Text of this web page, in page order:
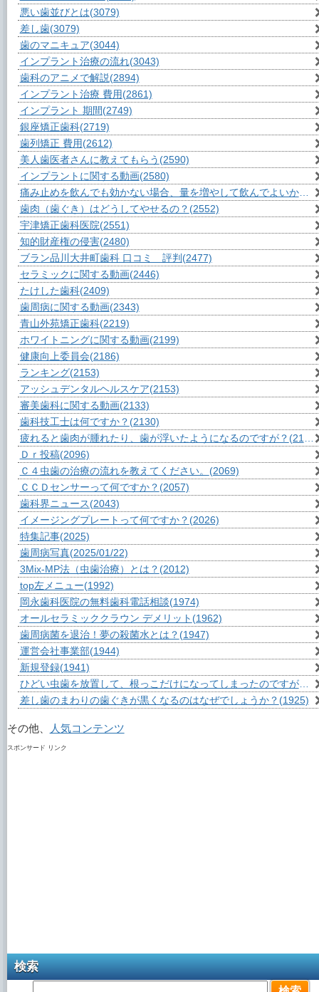
悪い歯並びとは(3079)
差し歯(3079)
歯のマニキュア(3044)
インプラント治療の流れ(3043)
歯科のアニメで解説(2894)
インプラント治療 費用(2861)
インプラント 期間(2749)
銀座矯正歯科(2719)
歯列矯正 費用(2612)
美人歯医者さんに教えてもらう (2590)
インプラントに関する動画(2580)
痛み止めを飲んでも効かない場合、量を増やして飲んでよいか？
歯肉（歯ぐき）はどうしてやせるの？ (2552)
宇津矯正歯科医院(2551)
知的財産権の侵害(2480)
ブラン品川大井町歯科 口コミ 評判 (2477)
セラミックに関する動画(2446)
たけした歯科(2409)
歯周病に関する動画(2343)
青山外苑矯正歯科(2219)
ホワイトニングに関する動画(2199)
健康向上委員会(2186)
ランキング(2153)
アッシュデンタルヘルスケア(2153)
審美歯科に関する動画(2133)
歯科技工士は何ですか？ (2130)
疲れると歯肉が腫れたり、歯が浮いたようになるのですが？ (2110)
Ｄｒ投稿(2096)
Ｃ４虫歯の治療の流れを教えてください。 (2069)
ＣＣＤセンサーって何ですか？ (2057)
歯科界ニュース(2043)
イメージングプレートって何ですか？ (2026)
特集記事(2025)
歯周病写真(2025/01/22)
3Mix-MP法（虫歯治療）とは？ (2012)
top左メニュー(1992)
岡永歯科医院の無料歯科電話相談(1974)
オールセラミッククラウン デメリット (1962)
歯周病菌を退治！夢の殺菌水とは？ (1947)
運営会社事業部(1944)
新規登録(1941)
ひどい虫歯を放置して、根っこだけになってしまったのですが？
差し歯のまわりの歯ぐきが黒くなるのはなぜでしょうか？ (1925)
その他、 人気コンテンツ
スポンサード リンク
検索